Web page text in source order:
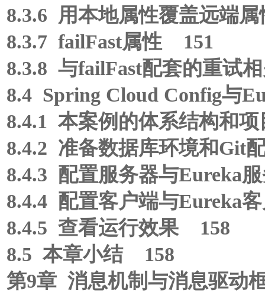
8.3.6 用本地属性覆盖远端
8.3.7 failFast属性 151
8.3.8 与failFast配套的重试
8.4 Spring Cloud Config与
8.4.1 本案例的体系结构和
8.4.2 准备数据库环境和Git
8.4.3 配置服务器与Eureka
8.4.4 配置客户端与Eureka
8.4.5 查看运行效果 158
8.5 本章小结 158
第9章 消息机制与消息驱动